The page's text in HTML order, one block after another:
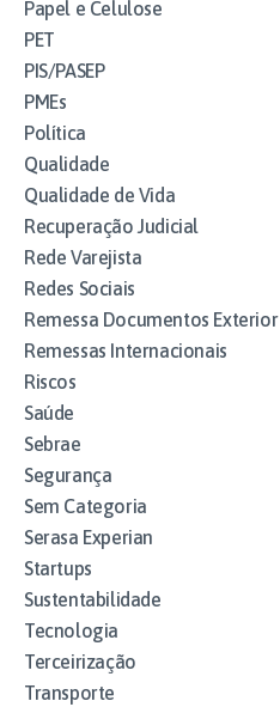
Papel e Celulose
PET
PIS/PASEP
PMEs
Política
Qualidade
Qualidade de Vida
Recuperação Judicial
Rede Varejista
Redes Sociais
Remessa Documentos Exterior
Remessas Internacionais
Riscos
Saúde
Sebrae
Segurança
Sem Categoria
Serasa Experian
Startups
Sustentabilidade
Tecnologia
Terceirização
Transporte